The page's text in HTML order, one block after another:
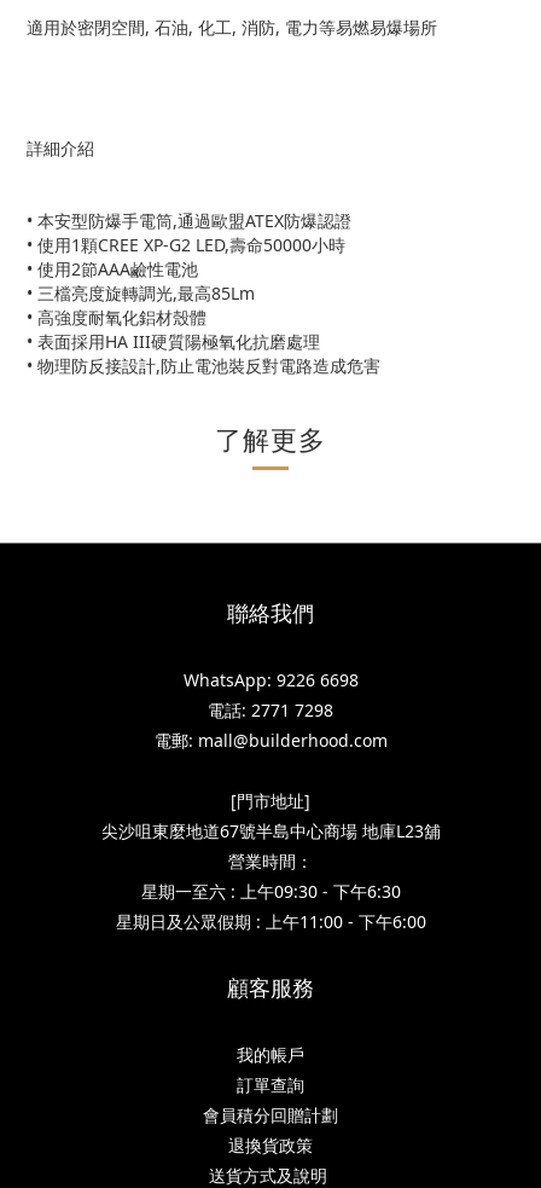
適用於密閉空間, 石油, 化工, 消防, 電力等易燃易爆場所
詳細介紹
• 本安型防爆手電筒,通過歐盟ATEX防爆認證
• 使用1顆CREE XP-G2 LED,壽命50000小時
• 使用2節AAA鹼性電池
• 三檔亮度旋轉調光,最高85Lm
• 高強度耐氧化鋁材殼體
• 表面採用HA III硬質陽極氧化抗磨處理
• 物理防反接設計,防止電池裝反對電路造成危害
了解更多
聯絡我們
WhatsApp: 9226 6698
電話: 2771 7298
電郵: mall@builderhood.com
[門市地址]
尖沙咀東麼地道67號半島中心商場 地庫L23舖
營業時間：
星期一至六 : 上午09:30 - 下午6:30
星期日及公眾假期 : 上午11:00 - 下午6:00
顧客服務
我的帳戶
訂單查詢
會員積分回贈計劃
退換貨政策
送貨方式及說明